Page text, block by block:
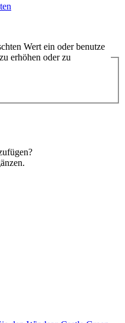
Wert ein oder benutze
erhöhen oder zu